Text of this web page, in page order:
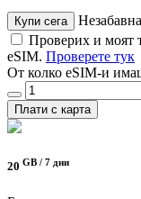
Купи сега
Проверих и моят
eSIM. Проверете тук
От колко eSIM-и
Плати с карта
20 GB / 7 дни